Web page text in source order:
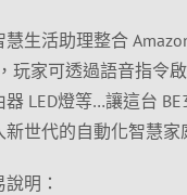
生活助理整合
玩家可透過語音指令
LED燈等…讓這台
世代的自動化智慧家
明：